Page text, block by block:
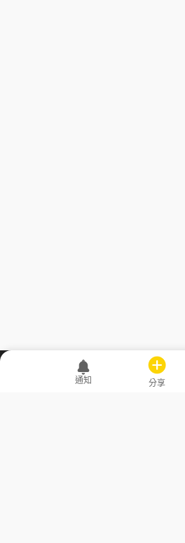
職場透明化運動
通知 分享